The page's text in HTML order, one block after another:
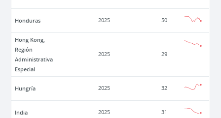
Honduras 2025 50
Hong Kong,
Región
Administrativa
Especial
2025 29
Hungría 2025 32
India 2025 31